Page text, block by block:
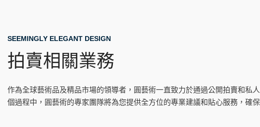
SEEMINGLY ELEGANT DESIGN
拍賣相關業務
作為全球藝術品及精品市場的領導者，圓藝術一直致力於通過公開拍賣和私
個過程中，圓藝術的專家團隊將為您提供全方位的專業建議和貼心服務，確